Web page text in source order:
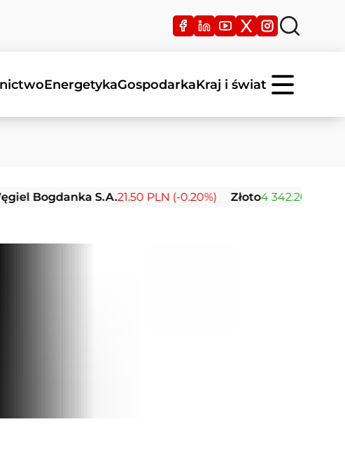
EnergetykaGospodarkaKraj i świat
S.A.21.50 PLN (-0.20%) Złoto 4 342.26 USD (0.00%)